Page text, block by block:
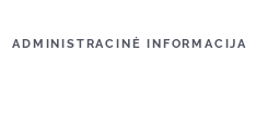
ADMINISTRACINĖ INFORMACIJA